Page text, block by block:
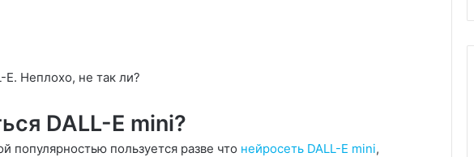
E. Неплохо, не так ли?
DALL-E mini?
популярностью пользуется разве что нейросеть DALL-E mini,